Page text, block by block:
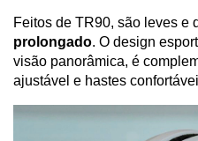
Feitos de TR90, são leves e
prolongado. O design
visão panorâmica, é
ajustável e hastes